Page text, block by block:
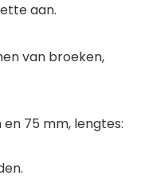
aan.
van broeken,
75 mm, lengtes: